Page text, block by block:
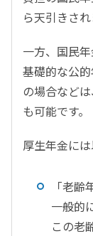
ら天引きされ
一方、国民
基礎的な公
の場合など
も可能です。
厚生年金には
「老齢
一般的
この老